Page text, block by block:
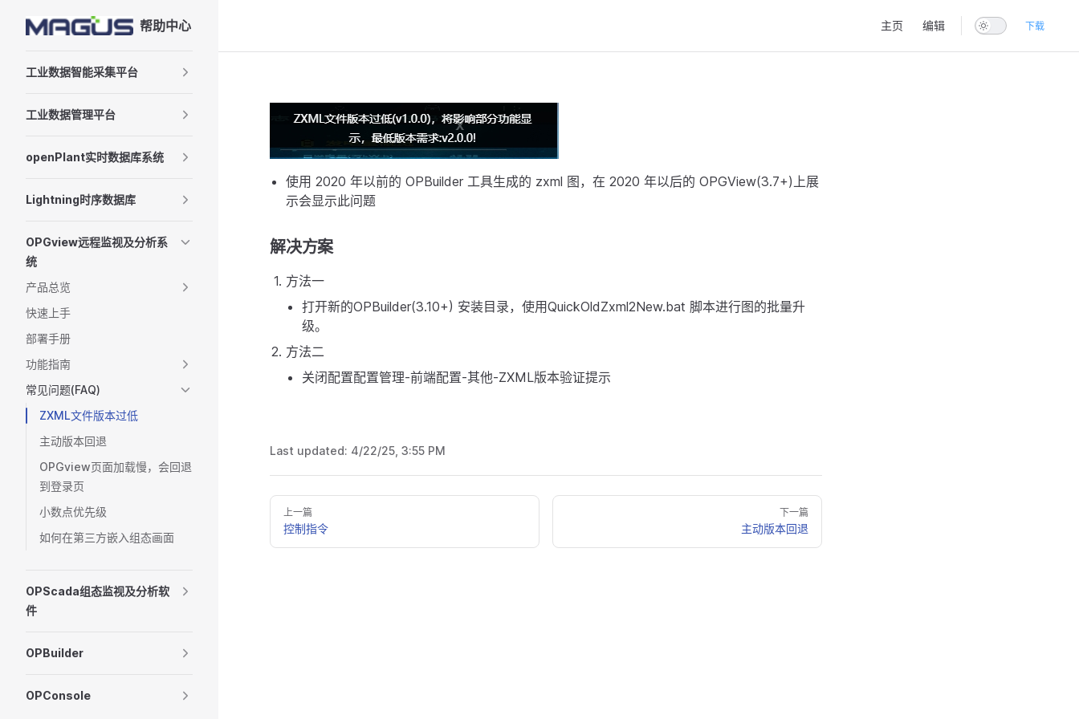
Skip to content 帮助中心 主页 编辑 下载
工业数据智能采集平台
工业数据管理平台
openPlant实时数据库系统
Lightning时序数据库
OPGview远程监视及分析系
统
产品总览
快速上手
部署手册
功能指南
常见问题(FAQ)
ZXML文件版本过低
主动版本回退
OPGview页面加载慢，会回退
到登录页
小数点优先级
如何在第三方嵌入组态画面
OPScada组态监视及分析软
件
OPBuilder
OPConsole
使用 2020 年以前的 OPBuilder 工具生成的 zxml 图，在 2020 年以后的 OPGView(3.7+)上展
示会显示此问题
解决方案
方法一
打开新的OPBuilder(3.10+) 安装目录，使用QuickOldZxml2New.bat 脚本进行图的批量升
级。
方法二
关闭配置配置管理-前端配置-其他-ZXML版本验证提示
Last updated: 4/22/25, 3:55 PM
上一篇
控制指令
下一篇
主动版本回退